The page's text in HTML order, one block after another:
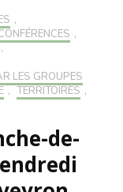
,
,
,
LES GROUPES
, TERRITOIRES ,
de-